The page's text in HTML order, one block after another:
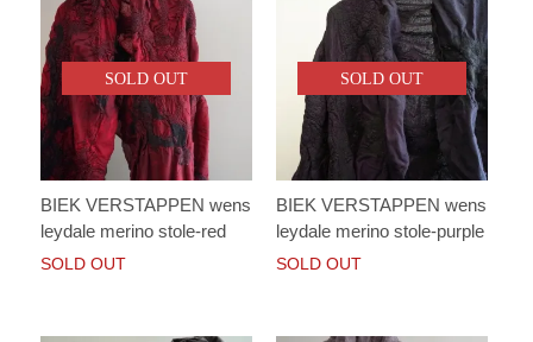
SOLD OUT
BIEK VERSTAPPEN wens
leydale merino stole-red
SOLD OUT
SOLD OUT
BIEK VERSTAPPEN wens
leydale merino stole-purple
SOLD OUT